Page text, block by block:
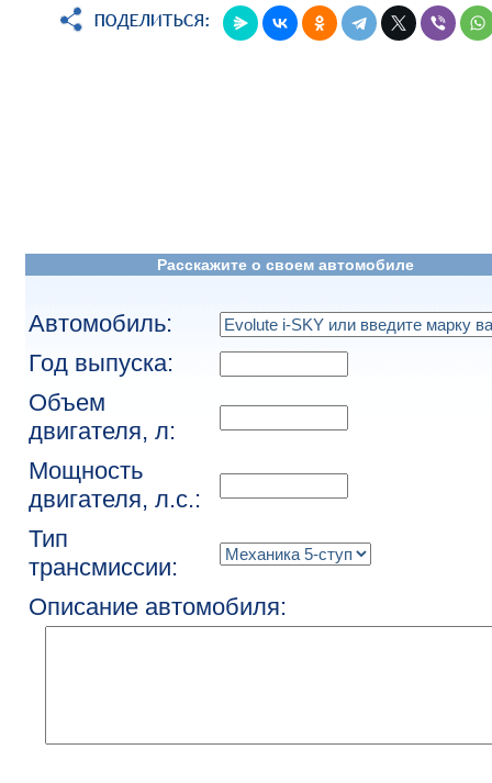
Расскажите о своем автомобиле
Автомобиль:
Год выпуска:
Объем
двигателя, л:
Мощность
двигателя, л.с.:
Тип
трансмиссии:
Описание автомобиля: